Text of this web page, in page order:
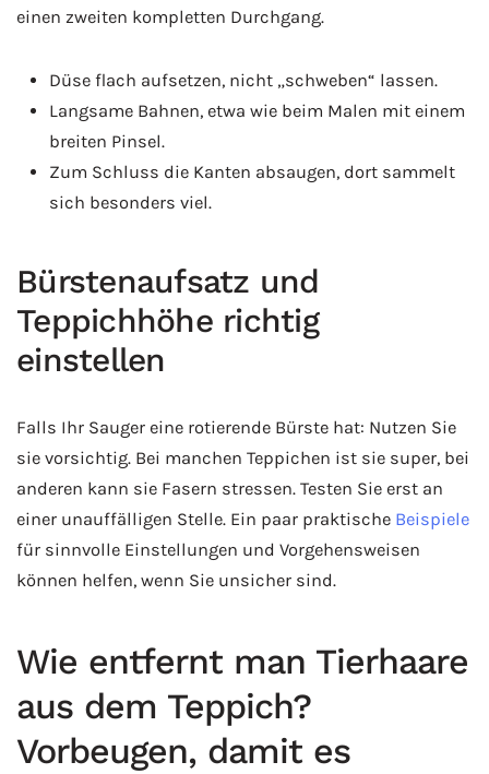
einen zweiten kompletten Durchgang.
Düse flach aufsetzen, nicht „schweben“ lassen.
Langsame Bahnen, etwa wie beim Malen mit einem
breiten Pinsel.
Zum Schluss die Kanten absaugen, dort sammelt
sich besonders viel.
Bürstenaufsatz und
Teppichhöhe richtig
einstellen
Falls Ihr Sauger eine rotierende Bürste hat: Nutzen Sie
sie vorsichtig. Bei manchen Teppichen ist sie super, bei
anderen kann sie Fasern stressen. Testen Sie erst an
einer unauffälligen Stelle. Ein paar praktische Beispiele
für sinnvolle Einstellungen und Vorgehensweisen
können helfen, wenn Sie unsicher sind.
Wie entfernt man Tierhaare
aus dem Teppich?
Vorbeugen, damit es